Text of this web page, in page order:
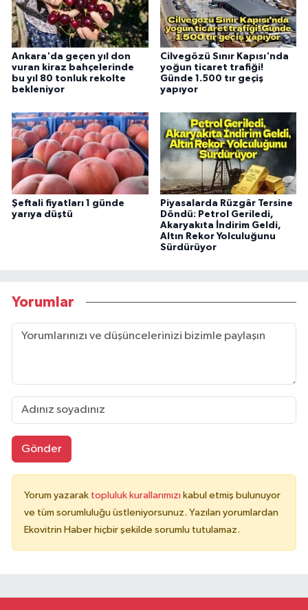
Ankara'da geçen yıl don
vuran kiraz bahçelerinde
bu yıl 80 tonluk rekolte
bekleniyor
Cilvegözü Sınır Kapısı'nda
yoğun ticaret trafiği!
Günde 1.500 tır geçiş
yapıyor
Şeftali fiyatları 1 günde
yarıya düştü
Piyasalarda Rüzgâr Tersine
Döndü: Petrol Geriledi,
Akaryakıta İndirim Geldi,
Altın Rekor Yolculuğunu
Sürdürüyor
Yorumlar
Gönder
Yorum yazarak topluluk kurallarımızı kabul etmiş bulunuyor
ve tüm sorumluluğu üstleniyorsunuz. Yazılan yorumlardan
Ekovitrin Haber hiçbir şekilde sorumlu tutulamaz.